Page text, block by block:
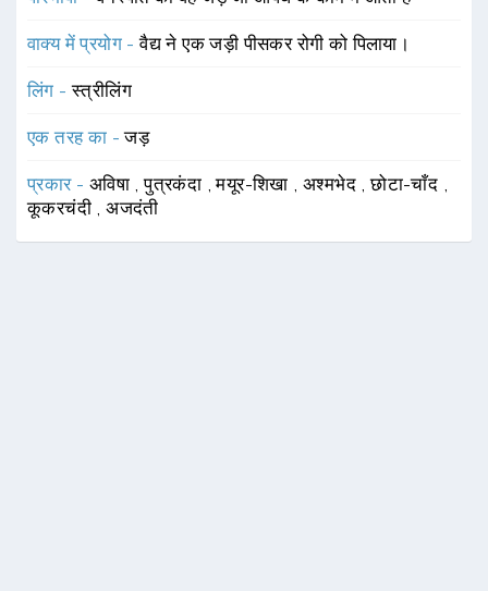
वाक्य में प्रयोग -वैद्य ने एक जड़ी पीसकर रोगी को पिलाया।
लिंग -स्त्रीलिंग
एक तरह का -जड़
प्रकार - अविषा ,पुत्रकंदा ,मयूर-शिखा ,अश्मभेद ,छोटा-चाँद ,
कूकरचंदी ,अजदंती